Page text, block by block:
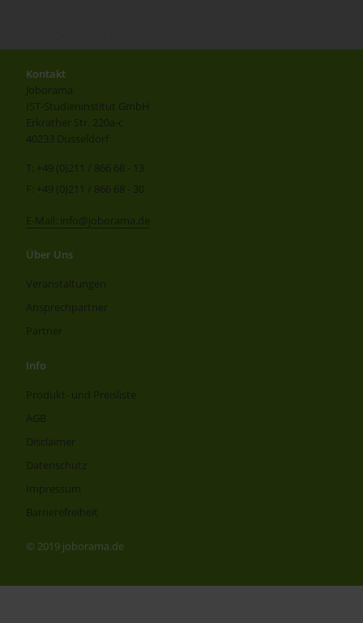
Kontakt
Joborama
IST-Studieninstitut GmbH
Erkrather Str. 220a-c
40233 Düsseldorf
T: +49 (0)211 / 866 68 - 13
F: +49 (0)211 / 866 68 - 30
E-Mail: info@joborama.de
Über Uns
Veranstaltungen
Ansprechpartner
Partner
Info
Produkt- und Preisliste
AGB
Disclaimer
Datenschutz
Impressum
Barrierefreiheit
© 2019 joborama.de